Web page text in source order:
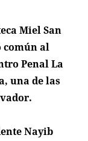
Miel San
común al
Penal La
una de las
Nayib